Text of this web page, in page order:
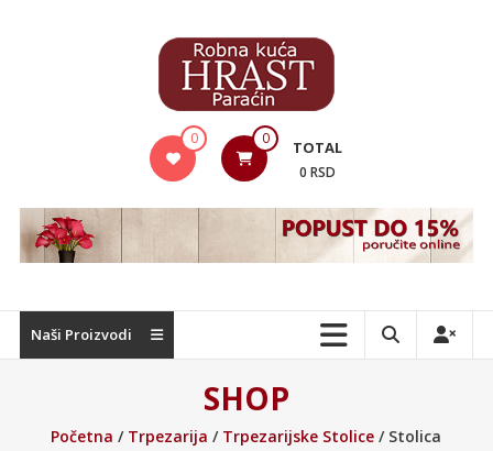
Nameštaj
0 0 TOTAL
0 RSD
Naši Proizvodi
SHOP
Početna / Trpezarija / Trpezarijske Stolice / Stolica